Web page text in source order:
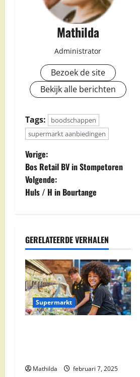
Mathilda
Administrator
Bezoek de site
Bekijk alle berichten
Tags:
boodschappen
supermarkt aanbiedingen
B
e
r
c
h
t
n
i
Vorige:
Bos Retail BV in Stompetoren
Volgende:
Huls / H in Bourtange
GERELATEERDE VERHALEN
Supermarkt
Mathilda februari 7, 2025